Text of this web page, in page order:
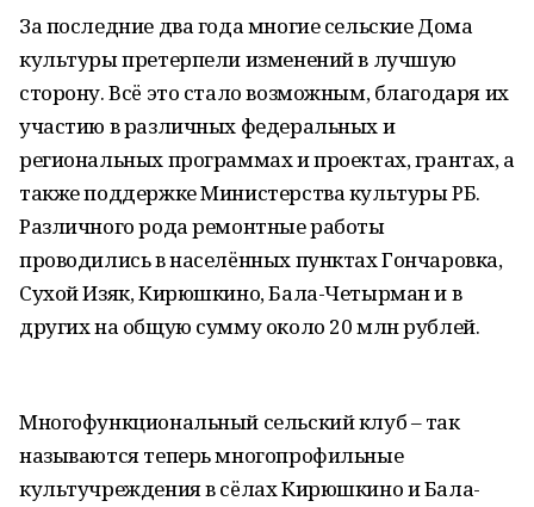
За последние два года многие сельские Дома
культуры претерпели изменений в лучшую
сторону. Всë это стало возможным, благодаря их
участию в различных федеральных и
региональных программах и проектах, грантах, а
также поддержке Министерства культуры РБ.
Различного рода ремонтные работы
проводились в населëнных пунктах Гончаровка,
Сухой Изяк, Кирюшкино, Бала-Четырман и в
других на общую сумму около 20 млн рублей.
Многофункциональный сельский клуб – так
называются теперь многопрофильные
культучреждения в сëлах Кирюшкино и Бала-